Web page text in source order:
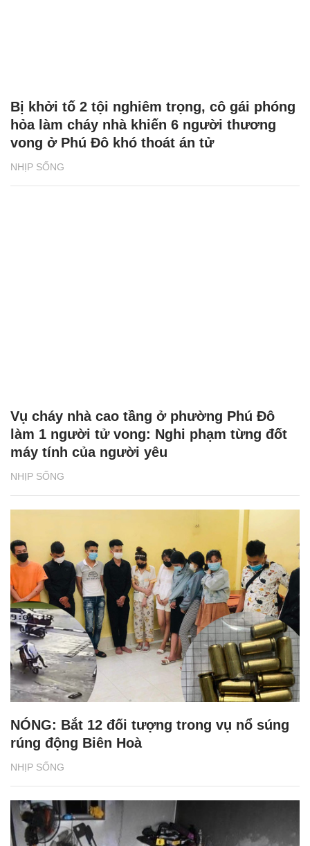
NHỊP SỐNG
Bị khởi tố 2 tội nghiêm trọng, cô gái phóng
hỏa làm cháy nhà khiến 6 người thương
vong ở Phú Đô khó thoát án tử
NHỊP SỐNG
Vụ cháy nhà cao tầng ở phường Phú Đô
làm 1 người tử vong: Nghi phạm từng đốt
máy tính của người yêu
NHỊP SỐNG
NÓNG: Bắt 12 đối tượng trong vụ nổ súng
rúng động Biên Hoà